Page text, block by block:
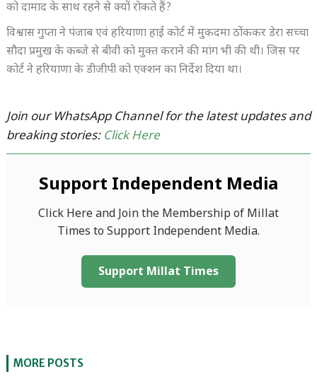
को दामाद के साथ रहने से क्यों रोकते हैं?
विश्वास गुप्ता ने पंजाब एवं हरियाणा हाई कोर्ट में मुकदमा ठोंककर डेरा सच्चा
सौदा प्रमुख के कब्जे से बीवी को मुक्त कराने की मांग भी की थी। जिस पर
कोर्ट ने हरियाणा के डीजीपी को एक्शन का निर्देश दिया था।
Join our WhatsApp Channel for the latest updates and
breaking stories: Click Here
Support Independent Media
Click Here and Join the Membership of Millat
Times to Support Independent Media.
Support Millat Times
MORE POSTS